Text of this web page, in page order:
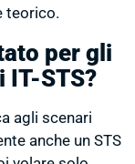
teorico.
per gli
IT-STS?
agli scenari
anche un STS